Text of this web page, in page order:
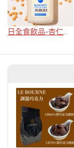
日全食飲品-杏仁米豆奶